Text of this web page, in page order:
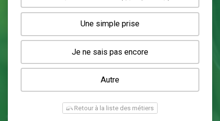
Une wallbox en triphasé (22kW)
Une wallbox en monophasé (7kW)
Une prise renforcée (type greenup)
Une simple prise